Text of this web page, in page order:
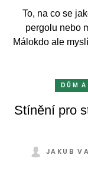
To, na co se
pergolu nebo
Málokdo ale
mrazu, aleDŮM
Stínění pro
JAKUB